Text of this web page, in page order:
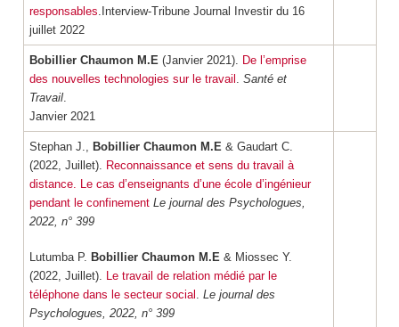
responsables .Interview-Tribune Journal Investir du 16
juillet 2022
Bobillier Chaumon M.E (Janvier 2021). De l’emprise
des nouvelles technologies sur le travail Santé et
Travail
Janvier 2021
Stephan J., Bobillier Chaumon M.E & Gaudart C.
(2022, Juillet). Reconnaissance et sens du travail à
distance. Le cas d’enseignants d’une école d’ingénieur
pendant le confinement Le journal des Psychologues,
2022, n° 399
Lutumba P. Bobillier Chaumon M.E & Miossec Y.
(2022, Juillet). Le travail de relation médié par le
téléphone dans le secteur social . Le journal des
Psychologues, 2022, n° 399